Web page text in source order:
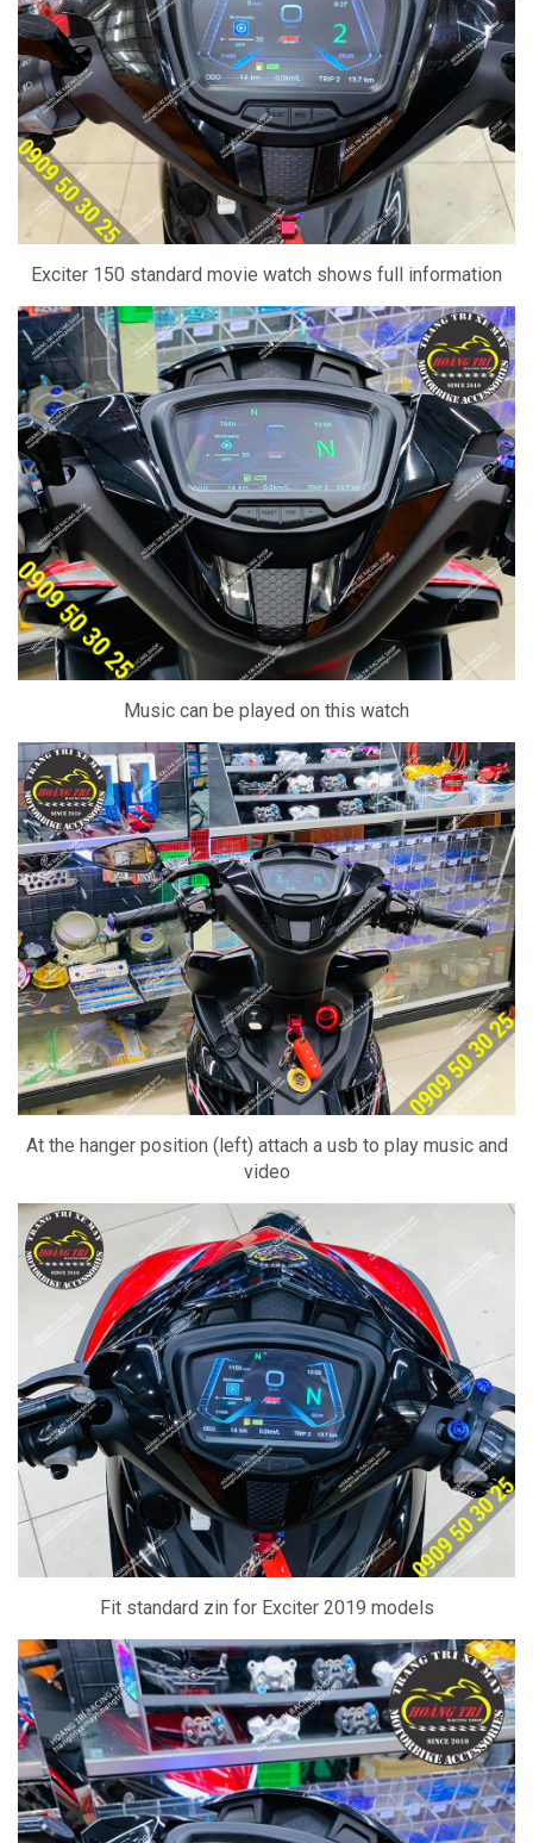
Exciter 150 standard movie watch shows full information
Music can be played on this watch
At the hanger position (left) attach a usb to play music and
video
Fit standard zin for Exciter 2019 models